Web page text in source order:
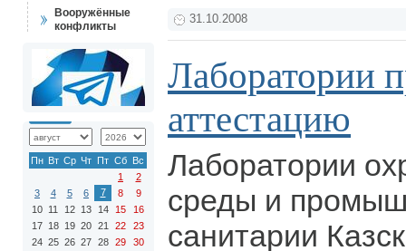
Вооружённые
конфликты
Пн Вт Ср Чт Пт Сб Вс
1
2
3
4 5 6 7 8
9
10 11 12 13 14 15
16
17 18 19 20 21 22
23
24 25 26 27 28 29
30
31.10.2008
Лаборатории
аттестацию
Лаборатории
среды и
санитарии